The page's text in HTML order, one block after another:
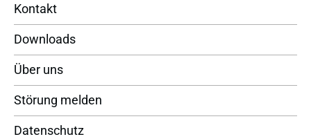
Kontakt
Downloads
Über uns
Störung melden
Datenschutz